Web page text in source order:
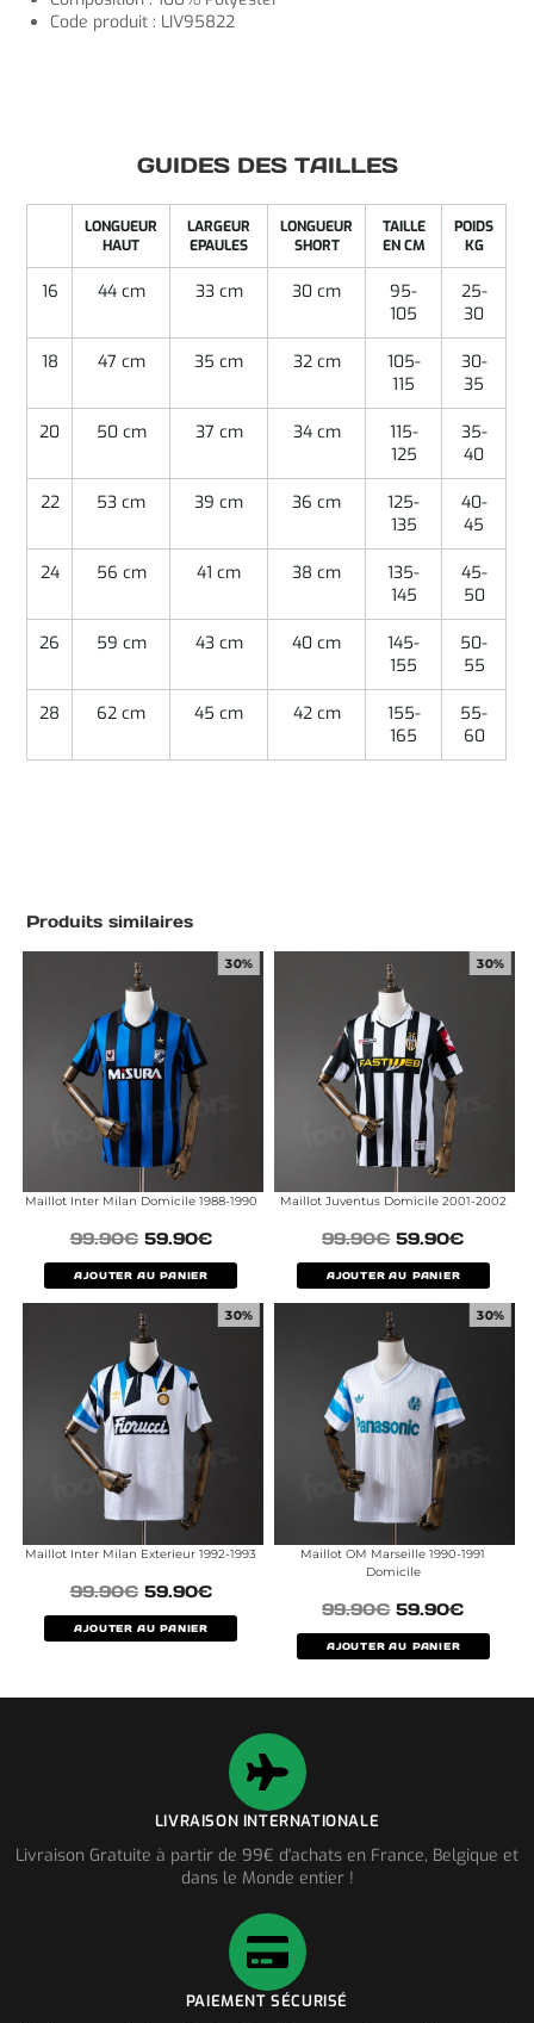
Code produit : LIV95822
GUIDES DES TAILLES
LONGUEUR
HAUT
LARGEUR
EPAULES
LONGUEUR
SHORT
TAILLE
EN CM
POIDS
KG
16 44 cm 33 cm 30 cm
95-
105
25-
30
18 47 cm 35 cm 32 cm
105-
115
30-
35
20 50 cm 37 cm 34 cm
115-
125
35-
40
22 53 cm 39 cm 36 cm
125-
135
40-
45
24 56 cm 41 cm 38 cm
135-
145
45-
50
26 59 cm 43 cm 40 cm
145-
155
50-
55
28 62 cm 45 cm 42 cm
155-
165
55-
60
Produits similaires
30%
Maillot Inter Milan Domicile 1988-1990
99.90€ 59.90€
AJOUTER AU PANIER
30%
Maillot Juventus Domicile 2001-2002
99.90€ 59.90€
AJOUTER AU PANIER
30%
Maillot Inter Milan Exterieur 1992-1993
99.90€ 59.90€
AJOUTER AU PANIER
30%
Maillot OM Marseille 1990-1991
Domicile
99.90€ 59.90€
AJOUTER AU PANIER
LIVRAISON INTERNATIONALE
Livraison Gratuite à partir de 99€ d'achats en France, Belgique et
dans le Monde entier !
PAIEMENT SÉCURISÉ